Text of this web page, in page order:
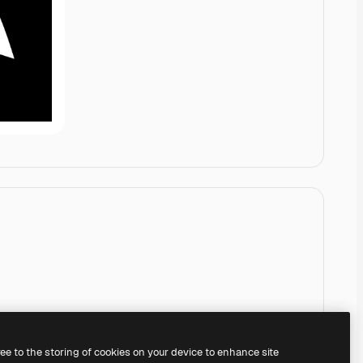
to the storing of cookies on your device to enhance site